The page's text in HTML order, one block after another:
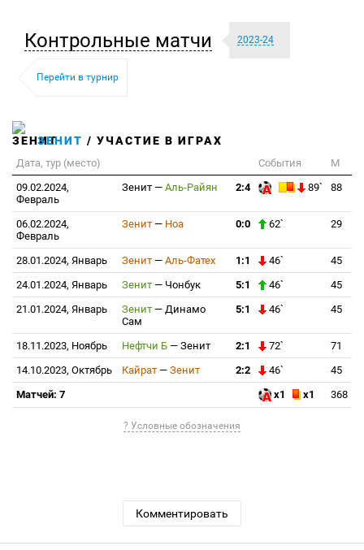
Контрольные матчи 2023-24
Перейти в турнир
ЗЕНИТ / УЧАСТИЕ В ИГРАХ
Дата, тур (место) События
М
09.02.2024,
Февраль
Зенит — Аль-Райян 2:4 89` 88
06.02.2024,
Февраль
Зенит — Ноа 0:0 62` 29
28.01.2024, Январь Зенит — Аль-Фатех 1:1 46`
45
24.01.2024, Январь
Зенит — Чонбук 5:1 46`
45
21.01.2024, Январь
Зенит — Динамо
Сам
5:1 46` 45
18.11.2023, Ноябрь Нефтчи Б — Зенит 2:1 72`
71
14.10.2023, Октябрь
Кайрат — Зенит 2:2 46`
45
Матчей: 7
x1 x1 368
? Условные обозначения
Комментировать